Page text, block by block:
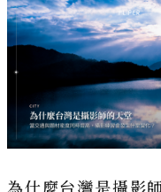
為什麼台灣是攝影